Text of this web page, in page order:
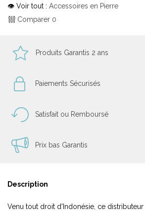
👁 Voir tout : Accessoires en Pierre
Comparer 0
Produits Garantis 2 ans
Paiements Sécurisés
Satisfait ou Remboursé
Prix bas Garantis
Description
Venu tout droit d'Indonésie, ce